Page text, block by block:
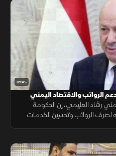
01:45
الرواتب والاقتصاد اليمني
رشاد العليمي، إن الحكومة
لصرف الرواتب وتحسين الخدمات